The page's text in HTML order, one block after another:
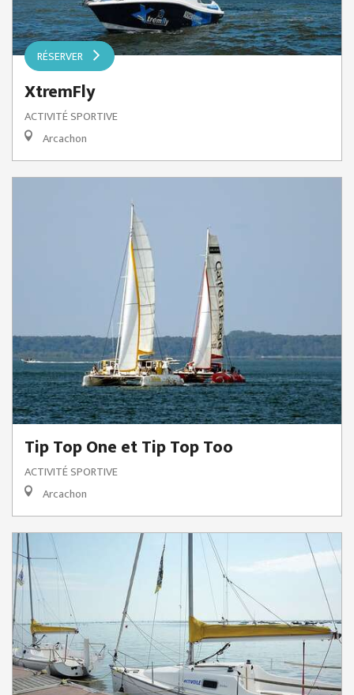
RÉSERVER
XtremFly
ACTIVITÉ SPORTIVE
Arcachon
Tip Top One et Tip Top Too
ACTIVITÉ SPORTIVE
Arcachon